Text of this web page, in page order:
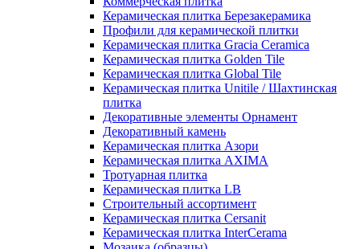
Керамическая плитка Березакерамика
Профили для керамической плитки
Керамическая плитка Gracia Ceramica
Керамическая плитка Golden Tile
Керамическая плитка Global Tile
Керамическая плитка Unitile / Шахтинская
плитка
Декоративные элементы Орнамент
Декоративный камень
Керамическая плитка Азори
Керамическая плитка AXIMA
Тротуарная плитка
Керамическая плитка LB
Строительный ассортимент
Керамическая плитка Cersanit
Керамическая плитка InterCerama